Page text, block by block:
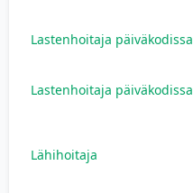
Lastenhoitaja päiväkodissa
Lastenhoitaja päiväkodissa
Lähihoitaja